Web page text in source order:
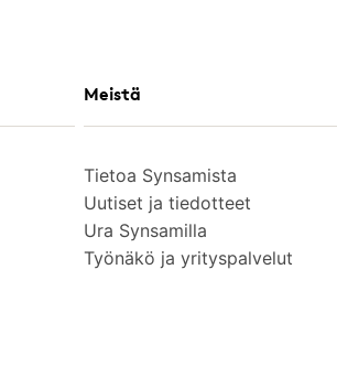
Meistä
Tietoa Synsamista
Uutiset ja tiedotteet
Ura Synsamilla
Työnäkö ja yrityspalvelut